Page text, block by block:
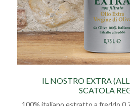
IL NOSTRO EXTRA
SCATOLA